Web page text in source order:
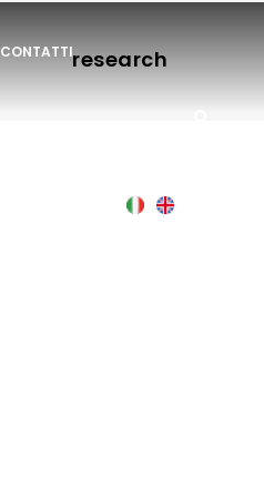
CONTATTI
Italian
research